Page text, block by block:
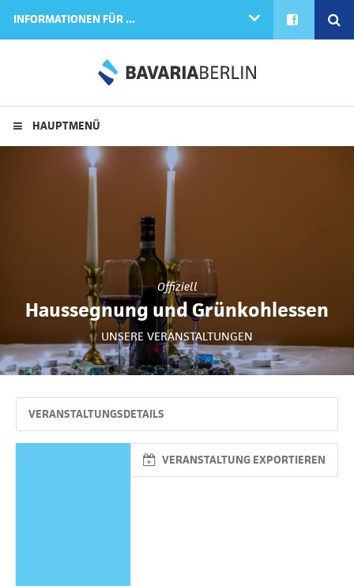
INFORMATIONEN FÜR ... FACEBOOK
HAUPTMENÜ
Offiziell
Haussegnung und Grünkohlessen
UNSERE VERANSTALTUNGEN
VERANSTALTUNGSDETAILS
VERANSTALTUNG EXPORTIEREN